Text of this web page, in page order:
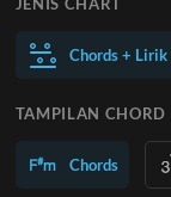
JENIS CHART
Chords + Lirik
TAMPILAN CHORD
Chords